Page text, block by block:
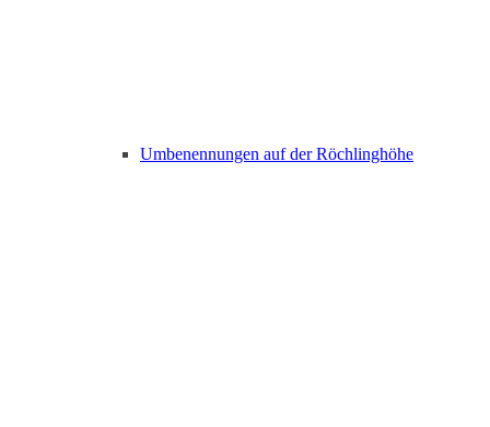
Umbenennungen auf der Röchlinghöhe